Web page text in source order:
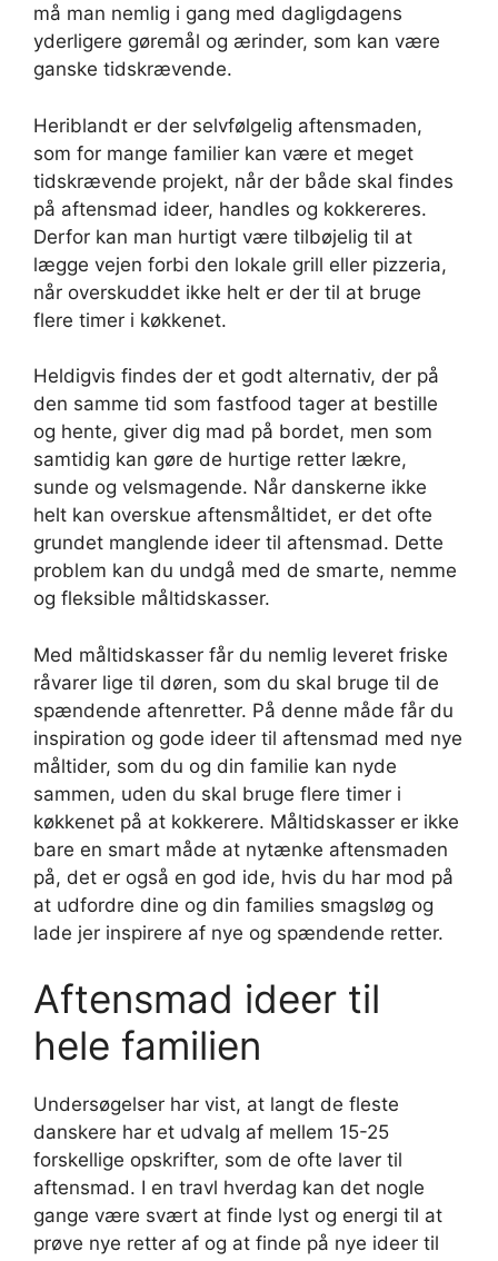
må man nemlig i gang med dagligdagens
yderligere gøremål og ærinder, som kan være
ganske tidskrævende.
Heriblandt er der selvfølgelig aftensmaden,
som for mange familier kan være et meget
tidskrævende projekt, når der både skal findes
på aftensmad ideer, handles og kokkereres.
Derfor kan man hurtigt være tilbøjelig til at
lægge vejen forbi den lokale grill eller pizzeria,
når overskuddet ikke helt er der til at bruge
flere timer i køkkenet.
Heldigvis findes der et godt alternativ, der på
den samme tid som fastfood tager at bestille
og hente, giver dig mad på bordet, men som
samtidig kan gøre de hurtige retter lækre,
sunde og velsmagende. Når danskerne ikke
helt kan overskue aftensmåltidet, er det ofte
grundet manglende ideer til aftensmad. Dette
problem kan du undgå med de smarte, nemme
og fleksible måltidskasser.
Med måltidskasser får du nemlig leveret friske
råvarer lige til døren, som du skal bruge til de
spændende aftenretter. På denne måde får du
inspiration og gode ideer til aftensmad med nye
måltider, som du og din familie kan nyde
sammen, uden du skal bruge flere timer i
køkkenet på at kokkerere. Måltidskasser er ikke
bare en smart måde at nytænke aftensmaden
på, det er også en god ide, hvis du har mod på
at udfordre dine og din families smagsløg og
lade jer inspirere af nye og spændende retter.
Aftensmad ideer til
hele familien
Undersøgelser har vist, at langt de fleste
danskere har et udvalg af mellem 15-25
forskellige opskrifter, som de ofte laver til
aftensmad. I en travl hverdag kan det nogle
gange være svært at finde lyst og energi til at
prøve nye retter af og at finde på nye ideer til